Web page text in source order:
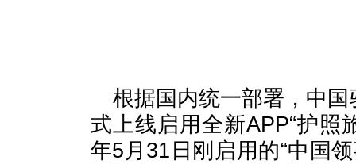
根据国内统一部署，中国
式上线启用 全新APP“护照
年5 月 31 日刚启用的“中国